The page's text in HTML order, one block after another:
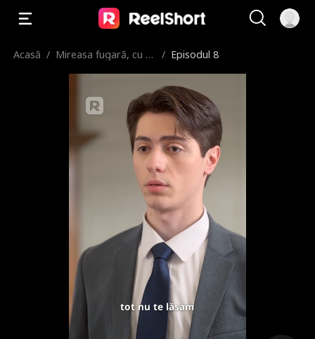
Acasă / Mireasa fugară, cu b
/ Episodul 8
tot nu te lăsam